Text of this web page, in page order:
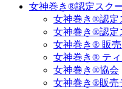
女神巻き®認定スク
女神巻き®認定
女神巻き®認定
女神巻き® 販
女神巻き® テ
女神巻き®協会
女神巻き®販売